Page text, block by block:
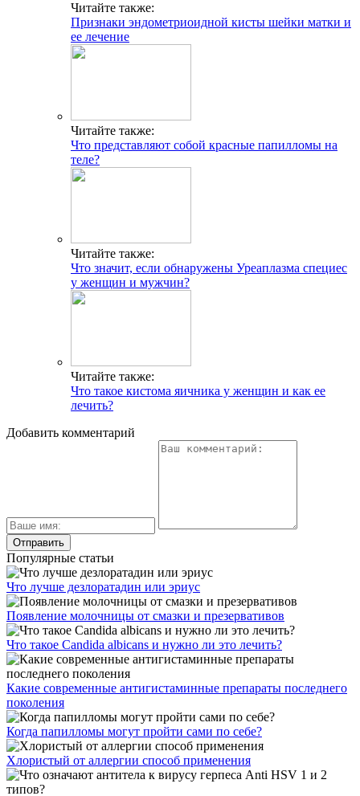
Читайте также:
Признаки эндометриоидной кисты шейки матки и
ее лечение
Читайте также:
Что представляют собой красные папилломы на
теле?
Читайте также:
Что значит, если обнаружены Уреаплазма специес
у женщин и мужчин?
Читайте также:
Что такое кистома яичника у женщин и как ее
лечить?
Добавить комментарий
Популярные статьи
Что лучше дезлоратадин или эриус
Появление молочницы от смазки и презервативов
Что такое Candida albicans и нужно ли это лечить?
Какие современные антигистаминные препараты последнего
поколения
Когда папилломы могут пройти сами по себе?
Хлористый от аллергии способ применения